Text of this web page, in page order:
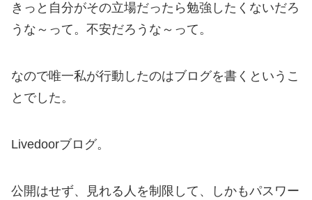
きっと自分がその立場だったら勉強したくないだろ
うな～って。不安だろうな～って。
なので唯一私が行動したのはブログを書くというこ
とでした。
Livedoorブログ。
公開はせず、見れる人を制限して、しかもパスワー